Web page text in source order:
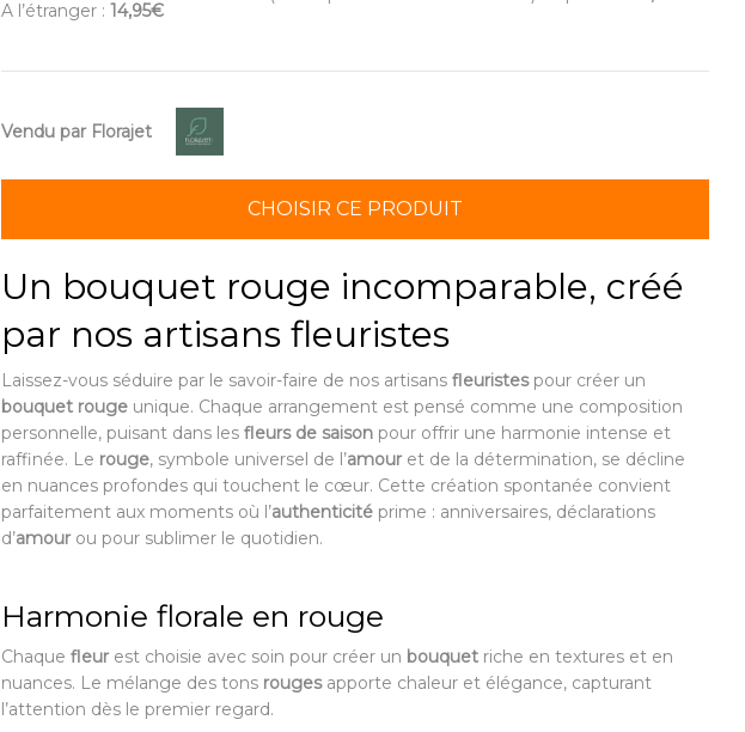
A l’étranger : 14,95€
Vendu par Florajet
CHOISIR CE PRODUIT
Un bouquet rouge incomparable, créé
par nos artisans fleuristes
Laissez-vous séduire par le savoir-faire de nos artisans fleuristespour créer un
bouquet rouge unique. Chaque arrangement est pensé comme une composition
personnelle, puisant dans les fleurs de saison pour offrir une harmonie intense et
raffinée. Le rouge, symbole universel de l’amouret de la détermination, se décline
en nuances profondes qui touchent le cœur. Cette création spontanée convient
parfaitement aux moments où l’authenticité prime : anniversaires, déclarations
d’amourou pour sublimer le quotidien.
Harmonie florale en rouge
Chaque fleurest choisie avec soin pour créer un bouquet riche en textures et en
nuances. Le mélange des tons rougesapporte chaleur et élégance, capturant
l’attention dès le premier regard.